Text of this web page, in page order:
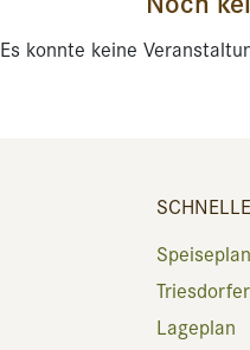
Es konnte keine
Speiseplan
Lageplan